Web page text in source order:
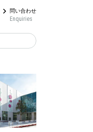
問い合わせ
Enquiries